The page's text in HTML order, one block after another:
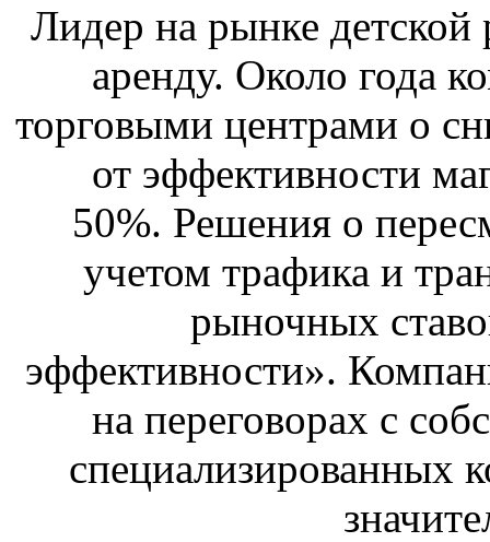
Лидер на рынке детской
аренду. Около года
торговыми центрами о
от эффективности
50%. Решения о
учетом трафика и
рыночных
эффективности».
на переговорах с
специализированных